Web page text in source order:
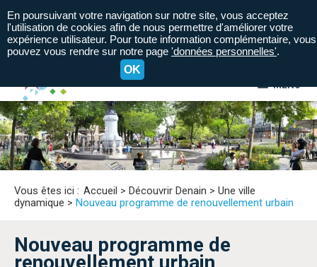
MENU
A= A- A+
Vous êtes ici : Accueil > Découvrir Denain > Une ville
dynamique > Nouveau programme de renouvellement urbain
Nouveau programme de
renouvellement urbain
En poursuivant votre navigation sur notre site, vous acceptez
l'utilisation de cookies afin de nous permettre d'améliorer votre
expérience utilisateur. Pour toute information complémentaire, vous
pouvez vous rendre sur notre page 'données personnelles'.
OK